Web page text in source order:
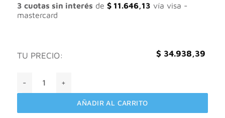
3 cuotas sin interés de $11.646,13 vía visa -
mastercard
TU PRECIO: $ 34.938,39
AÑADIR AL CARRITO